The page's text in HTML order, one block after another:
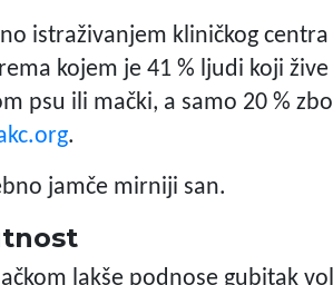
istraživanjem kliničkog
kojem je 41 % ljudi koji
psu ili mački, a samo 20 %
.
jamče mirniji san.
lakše podnose gubitak